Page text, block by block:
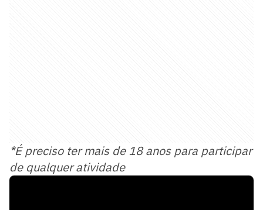
*É preciso ter mais de 18 anos para participar
de qualquer atividade